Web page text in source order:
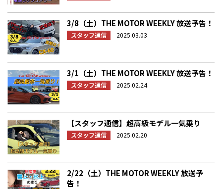
3/8（土）THE MOTOR WEEKLY 放送予告！
スタッフ通信 2025.03.03
3/1（土）THE MOTOR WEEKLY 放送予告！
スタッフ通信 2025.02.24
【スタッフ通信】超高級モデル一気乗り
スタッフ通信 2025.02.20
2/22（土）THE MOTOR WEEKLY 放送予
告！